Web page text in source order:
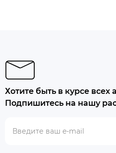
Хотите быть в курсе всех
Подпишитесь на нашу